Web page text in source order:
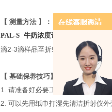
【 测量方法 】：
PAL-S牛奶浓度计
滴2-3滴样品至折射仪棱镜表面→按
【 基础保养技巧】：
1. 请准备好必要工具：纸巾，酒精
2. 可以先用纸巾打湿先清洁折射仪外